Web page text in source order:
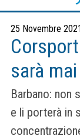
25 Novembre
sarà
Barbano: non
e li porterà in